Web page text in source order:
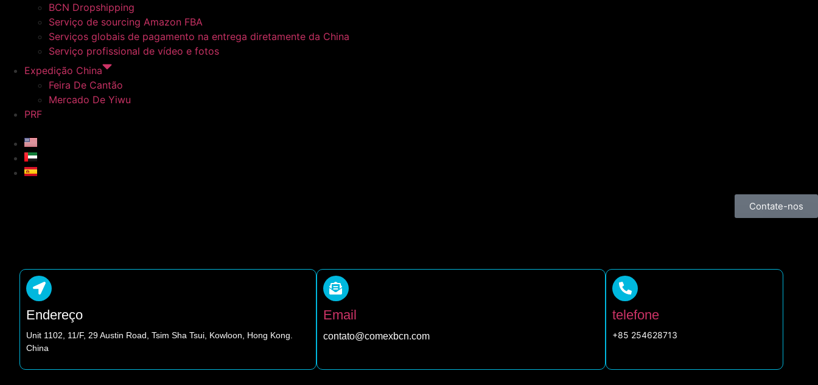
BCN Dropshipping
Serviço de sourcing Amazon FBA
Serviços globais de pagamento na entrega diretamente da China
Serviço profissional de vídeo e fotos
Expedição China
Feira De Cantão
Mercado De Yiwu
PRF
Contate-nos
Endereço
Unit 1102, 11/F, 29 Austin Road, Tsim Sha Tsui, Kowloon, Hong Kong.
China
Email
contato@comexbcn.com
telefone
+85 254628713